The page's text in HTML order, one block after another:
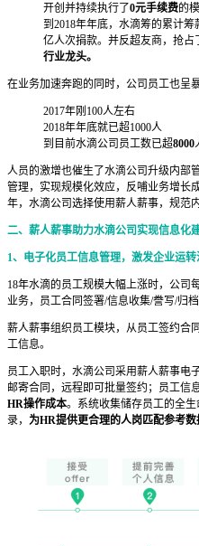
开创并持续执行了0元手续费的
到2018年年底，水滴筹的累计
亿人次捐款。并反超友商，抢占
行业龙头。
在业务加速奔跑的同时，公司员工也呈
2017年刚100人左右
2018年年底就已超1000人
到目前水滴公司员工数已超8000
人员的激增也催生了水滴公司升级内部
管理，实现规模化效应，反哺业务增长
年，水滴公司选择使用薪人薪事，规范
二、薪人薪事助力水滴公司实现信息化
1、电子化员工信息管理，激发企业运转
18年水滴的员工规模大幅上涨时，公司
业务，员工合同签署/信息收集/誊写/归
薪人薪事组织员工模块，从员工签约合
工信息。
员工入职时，水滴公司采用薪人薪事电
邮寄合同，远程即可批量签约；员工信
HR操作成本。系统收集储存员工的全
录， 为HR提供更合理的人岗匹配参考数